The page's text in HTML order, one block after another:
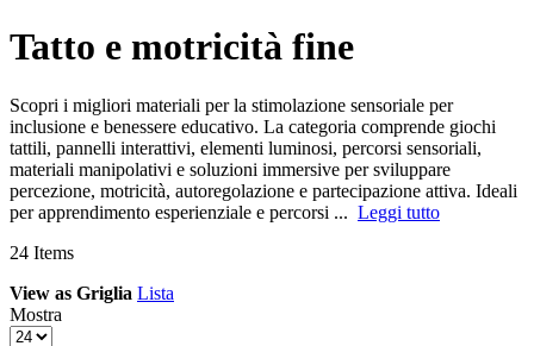
Tatto e motricità fine
Scopri i migliori materiali per la stimolazione sensoriale per
inclusione e benessere educativo. La categoria comprende giochi
tattili, pannelli interattivi, elementi luminosi, percorsi sensoriali,
materiali manipolativi e soluzioni immersive per sviluppare
percezione, motricità, autoregolazione e partecipazione attiva. Ideali
per apprendimento esperienziale e percorsi ... Leggi tutto
24 Items
View as Griglia Lista
Mostra